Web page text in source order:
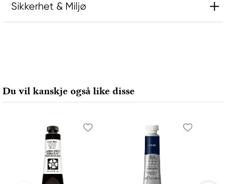
Sikkerhet & Miljø
37586 Dassel, Germany
info@jhcon.de
Du vil kanskje også like disse